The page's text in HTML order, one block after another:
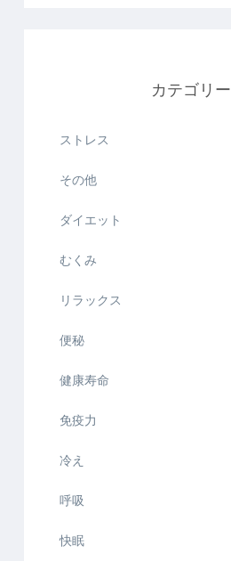
カテゴリー
ストレス
その他
ダイエット
むくみ
リラックス
便秘
健康寿命
免疫力
冷え
呼吸
快眠